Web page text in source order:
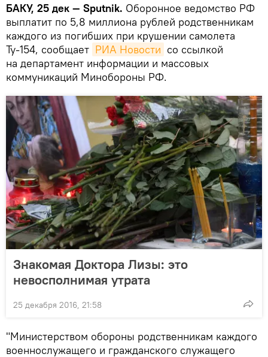
БАКУ, 25 дек — Sputnik. Оборонное ведомство РФ
выплатит по 5,8 миллиона рублей родственникам
каждого из погибших при крушении самолета
Ту-154, сообщает РИА Новости со ссылкой
на департамент информации и массовых
коммуникаций Минобороны РФ.
Знакомая Доктора Лизы: это
невосполнимая утрата
25 декабря 2016, 21:58
"Министерством обороны родственникам каждого
военнослужащего и гражданского служащего